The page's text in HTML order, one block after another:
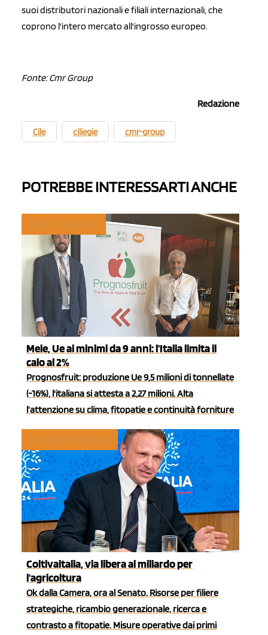
suoi distributori nazionali e filiali internazionali, che
coprono l'intero mercato all'ingrosso europeo.
Fonte: Cmr Group
Redazione
Cile ciliegie cmr-group
POTREBBE INTERESSARTI ANCHE
Mele, Ue ai minimi da 9 anni: l’Italia limita il
calo al 2%
Prognosfruit: produzione Ue 9,5 milioni di tonnellate
(-16%), l'italiana si attesta a 2,27 milioni. Alta
l’attenzione su clima, fitopatie e continuità forniture
Coltivaitalia, via libera al miliardo per
l'agricoltura
Ok dalla Camera, ora al Senato. Risorse per filiere
strategiche, ricambio generazionale, ricerca e
contrasto a fitopatie. Misure operative dai primi